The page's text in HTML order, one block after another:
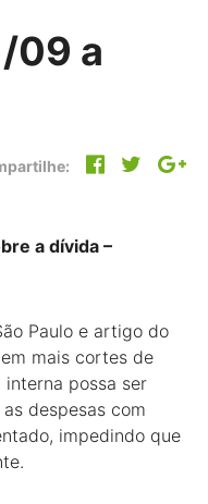
09 a
a dívida –
Paulo e artigo do
mais cortes de
possa ser
despesas com
impedindo que